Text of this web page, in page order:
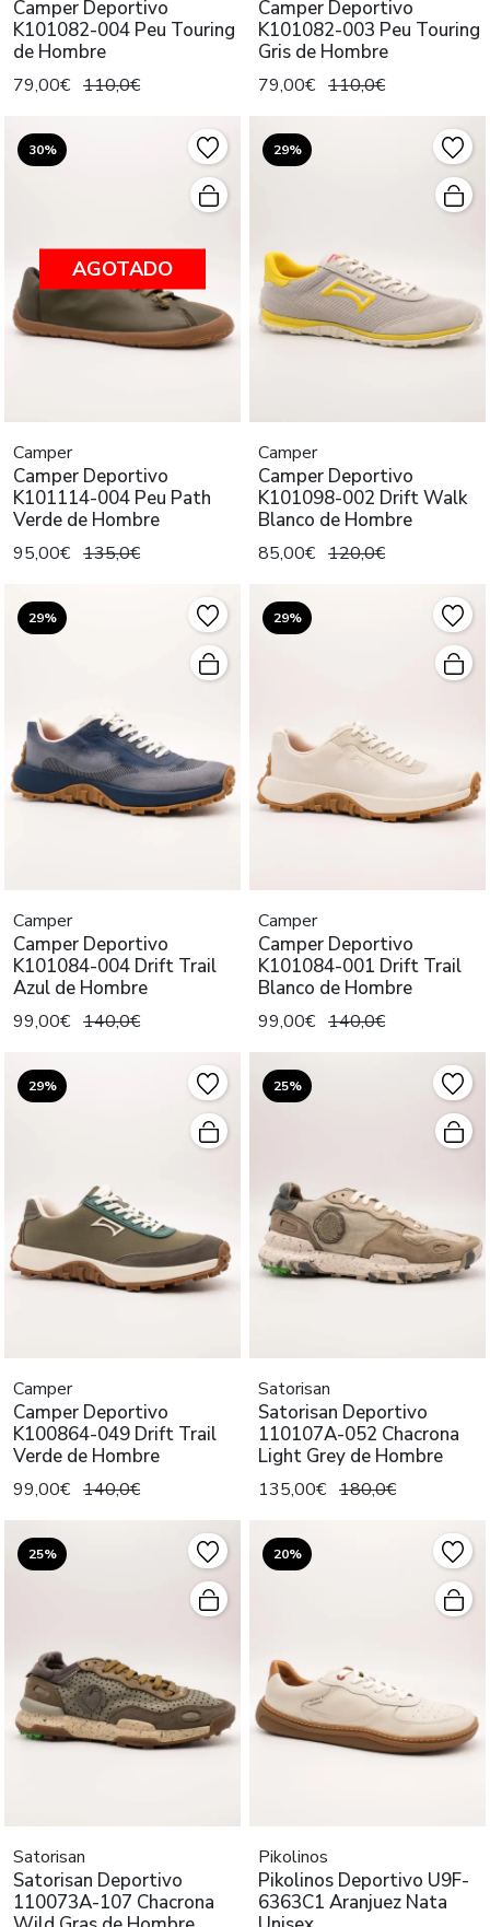
Camper Deportivo
K101082-004 Peu Touring
de Hombre
79,00€ 110,0€
Camper Deportivo
K101082-003 Peu Touring
Gris de Hombre
79,00€ 110,0€
30%
AGOTADO
Camper
Camper Deportivo
K101114-004 Peu Path
Verde de Hombre
95,00€ 135,0€
29%
Camper
Camper Deportivo
K101098-002 Drift Walk
Blanco de Hombre
85,00€ 120,0€
29%
Camper
Camper Deportivo
K101084-004 Drift Trail
Azul de Hombre
99,00€ 140,0€
29%
Camper
Camper Deportivo
K101084-001 Drift Trail
Blanco de Hombre
99,00€ 140,0€
29%
Camper
Camper Deportivo
K100864-049 Drift Trail
Verde de Hombre
99,00€ 140,0€
25%
Satorisan
Satorisan Deportivo
110107A-052 Chacrona
Light Grey de Hombre
135,00€ 180,0€
25%
Satorisan
Satorisan Deportivo
110073A-107 Chacrona
20%
Pikolinos
Pikolinos Deportivo U9F-
6363C1 Aranjuez Nata